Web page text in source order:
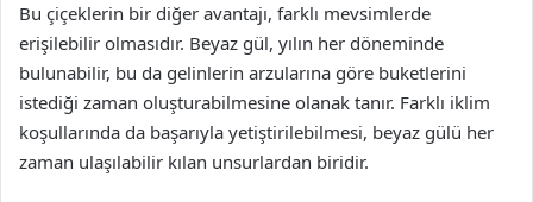
Bu çiçeklerin bir diğer avantajı, farklı mevsimlerde
erişilebilir olmasıdır. Beyaz gül, yılın her döneminde
bulunabilir, bu da gelinlerin arzularına göre buketlerini
istediği zaman oluşturabilmesine olanak tanır. Farklı iklim
koşullarında da başarıyla yetiştirilebilmesi, beyaz gülü her
zaman ulaşılabilir kılan unsurlardan biridir.